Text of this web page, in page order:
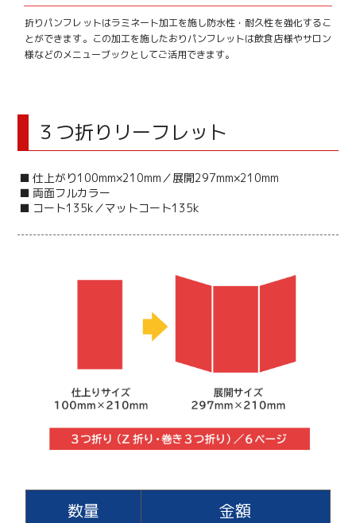
折りパンフレットはラミネート加工を施し防水性・耐久性を強化するこ
とができます。この加工を施したおりパンフレットは飲食店様やサロン
様などのメニューブックとしてご活用できます。
３つ折りリーフレット
■ 仕上がり100mm×210mm／展開297mm×210mm
■ 両面フルカラー
■ コート135k／マットコート135k
数量 金額